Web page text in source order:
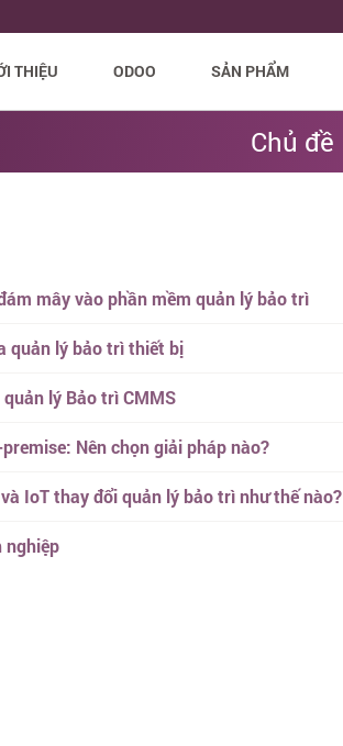
THIỆU ODOO SẢN PHẨM
Chủ đề
mây vào phần mềm quản lý bảo trì
quản lý bảo trì thiết bị
lý Bảo trì CMMS
Nên chọn giải pháp nào?
IoT thay đổi quản lý bảo trì như thế nào?
nghiệp